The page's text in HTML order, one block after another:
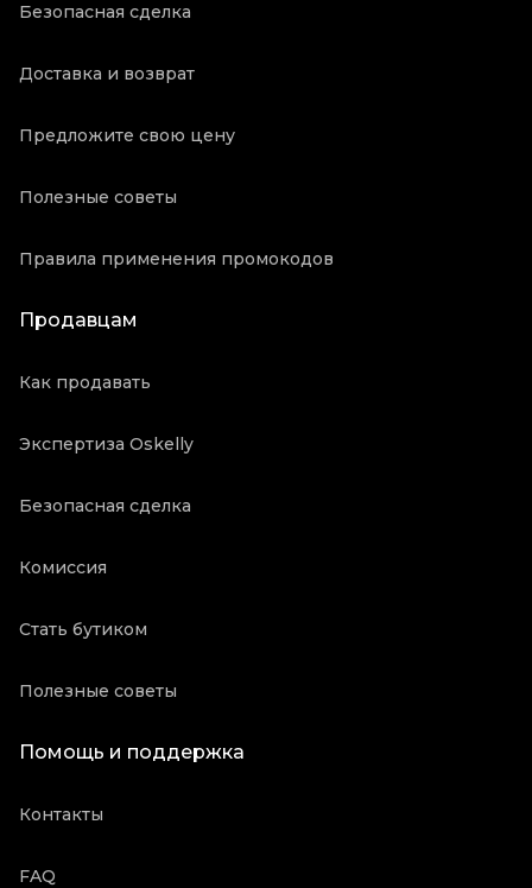
Безопасная сделка
Доставка и возврат
Предложите свою цену
Полезные советы
Правила применения промокодов
Продавцам
Как продавать
Экспертиза Oskelly
Безопасная сделка
Комиссия
Стать бутиком
Полезные советы
Помощь и поддержка
Контакты
FAQ